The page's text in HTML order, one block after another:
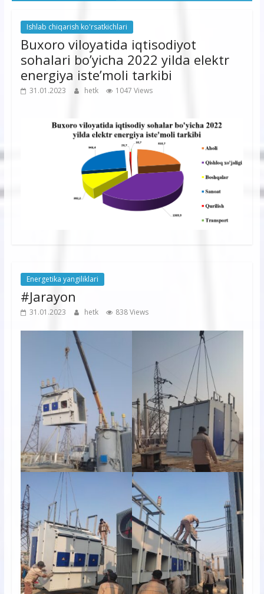
Ishlab chiqarish ko'rsatkichlari
Buxoro viloyatida iqtisodiyot
sohalari bo’yicha 2022 yilda elektr
energiya iste’moli tarkibi
31.01.2023 hetk 1047 Views
Energetika yangiliklari
#Jarayon
31.01.2023 hetk 838 Views